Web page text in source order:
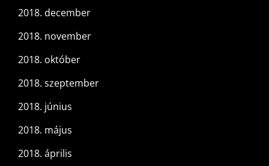
2018. december
2018. november
2018. október
2018. szeptember
2018. június
2018. május
2018. április